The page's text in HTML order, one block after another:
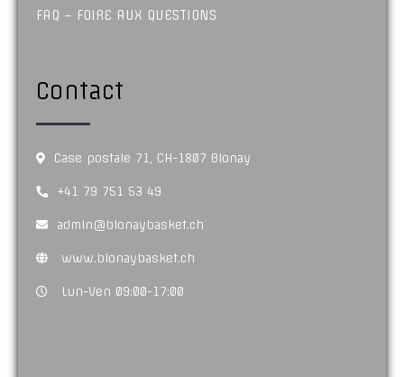
FAQ – FOIRE AUX QUESTIONS
Contact
Case postale 71, CH-1807 Blonay
+41 79 751 53 49
admin@blonaybasket.ch
www.blonaybasket.ch
Lun-Ven 09:00-17:00